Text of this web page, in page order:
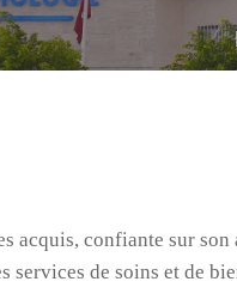
acquis, confiante sur
services de soins et de